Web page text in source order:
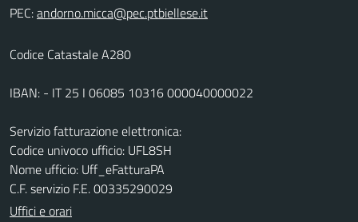
PEC:
Codice Catastale A280
IBAN: - IT 25 I 06085 10316 000040000022
Servizio fatturazione elettronica:
Codice univoco ufficio: UFL8SH
Nome ufficio: Uff_eFatturaPA
C.F. servizio F.E. 00335290029
Uffici e orari